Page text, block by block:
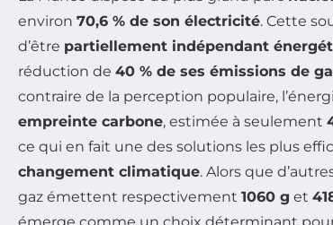
environ 70,6 % de son électricité. Cette
d’être partiellement indépendant
réduction de 40 % de ses émissions de
contraire de la perception populaire,
empreinte carbone, estimée à seulement
ce qui en fait une des solutions les plus
changement climatique. Alors que
gaz émettent respectivement 1060 g et
émerge comme un choix déterminant